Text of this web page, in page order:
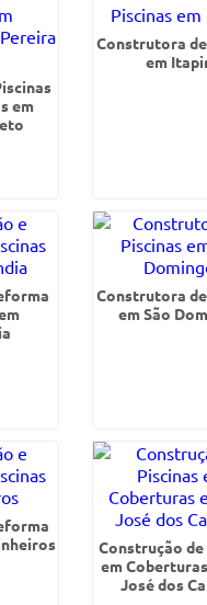
em
Construtora
em
Construtora
em São
Construção de
em
José dos